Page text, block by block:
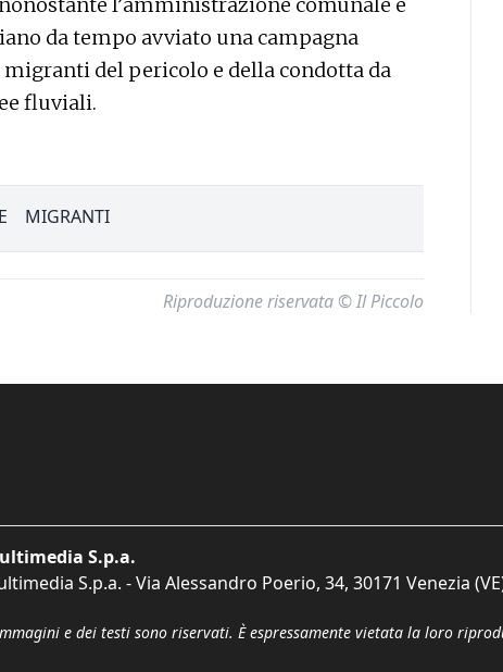
l’amministrazione comunale e
da tempo avviato una campagna
del pericolo e della condotta da
fluviali.
MIGRANTI
Riproduzione riservata © Il Piccolo
S.p.a.
S.p.a. - Via Alessandro Poerio, 34, 30171 Venezia
e dei testi sono riservati. È espressamente vietata la loro